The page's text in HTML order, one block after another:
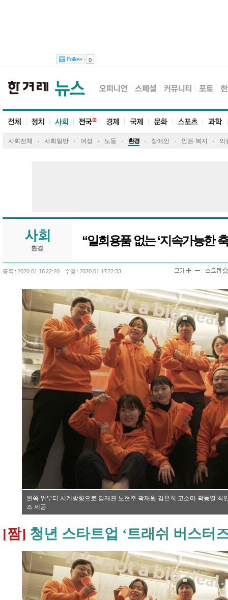
0
사회전체 사회일반 여성 노동 환경 장애인 인권·복지 의
환경
“일회용품 없는 ‘지속가능한
등록 : 2020.01.16 22:20 수정 : 2020.01.17 22:33
왼쪽 위부터 시계방향으로 김재관 노현주 곽재원 김은희 고소미 곽동열 최
즈 제공
[짬] 청년 스타트업 ‘트래쉬 버스터